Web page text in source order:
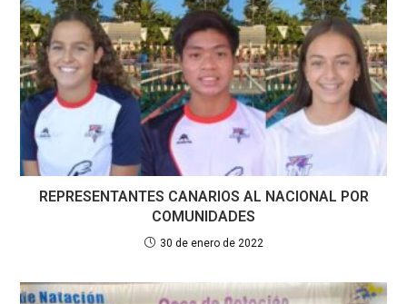
REPRESENTANTES CANARIOS AL NACIONAL POR
COMUNIDADES
30 de enero de 2022